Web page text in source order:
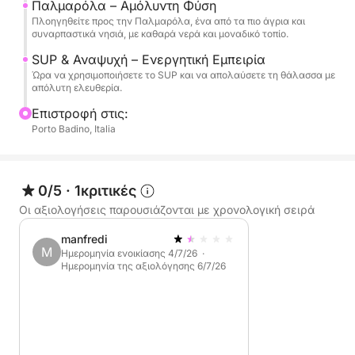
Στο σκάφος, θα βρείτε αναψυκτικά, νερό και σνακ
ευχάριστη ατμόσφαιρα.
Η εκδρομή διαρκεί από τις 9:00 π.μ. έως τις 7:00
μ.μ. και είναι διαθέσιμη στα ιταλικά και τα αγγλικά.
ανάλογα με το δρομολόγιο.
Μια ιδανική εμπειρία για όσους θέλουν να
ανακαλύψουν την Πόντσα και την Παλμαρόλα με
αυθεντικό τρόπο, με άνεση και ελευθερία.
Παλμαρόλα – Αμόλυντη Φύση
Πλοηγηθείτε προς την Παλμαρόλα, ένα από τα πιο άγρια και
συναρπαστικά νησιά, με καθαρά νερά και μοναδικό τοπίο.
SUP & Αναψυχή – Ενεργητική Εμπειρία
Ώρα να χρησιμοποιήσετε το SUP και να απολαύσετε τη θάλασσα με
απόλυτη ελευθερία.
Επιστροφή στις:
Porto Badino, Italia
0/5 · 1κριτικές
Οι αξιολογήσεις παρουσιάζονται με χρονολογική σειρά
M
manfredi
Ημερομηνία ενοικίασης 4/7/26 ·
Ημερομηνία της αξιολόγησης 6/7/26